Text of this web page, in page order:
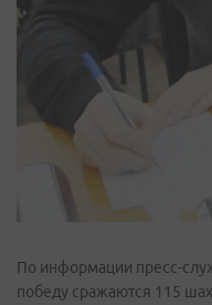
По информации пресс-
победу сражаются 115